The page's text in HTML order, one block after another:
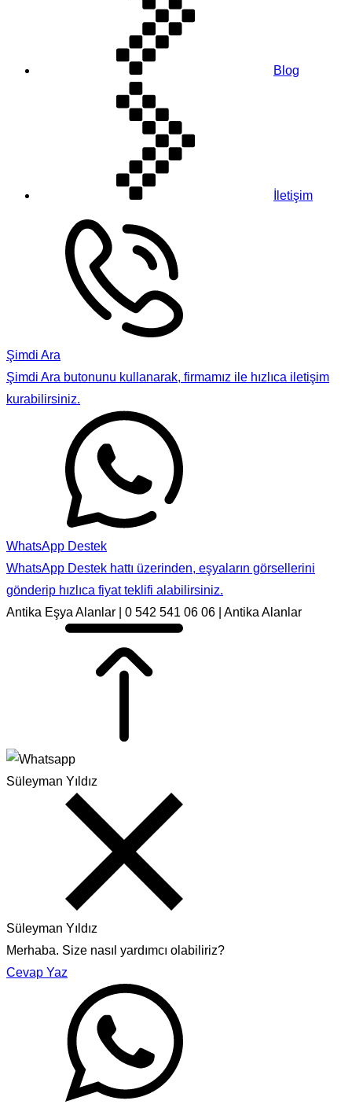
Blog
İletişim
Şimdi Ara
Şimdi Ara butonunu kullanarak, firmamız ile hızlıca iletişim
kurabilirsiniz.
WhatsApp Destek
WhatsApp Destek hattı üzerinden, eşyaların görsellerini
gönderip hızlıca fiyat teklifi alabilirsiniz.
Antika Eşya Alanlar | 0 542 541 06 06 | Antika Alanlar
Süleyman Yıldız
Süleyman Yıldız
Merhaba. Size nasıl yardımcı olabiliriz?
Cevap Yaz